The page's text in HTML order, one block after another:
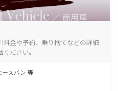
料金や予約、乗り捨てなどの詳細
ださい。
ースバン 等